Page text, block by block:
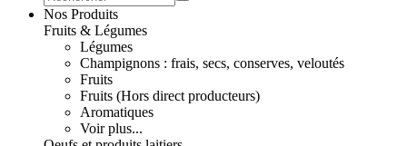
Nos Produits
Fruits & Légumes
Légumes
Champignons : frais, secs, conserves, veloutés
Fruits
Fruits (Hors direct producteurs)
Aromatiques
Voir plus...